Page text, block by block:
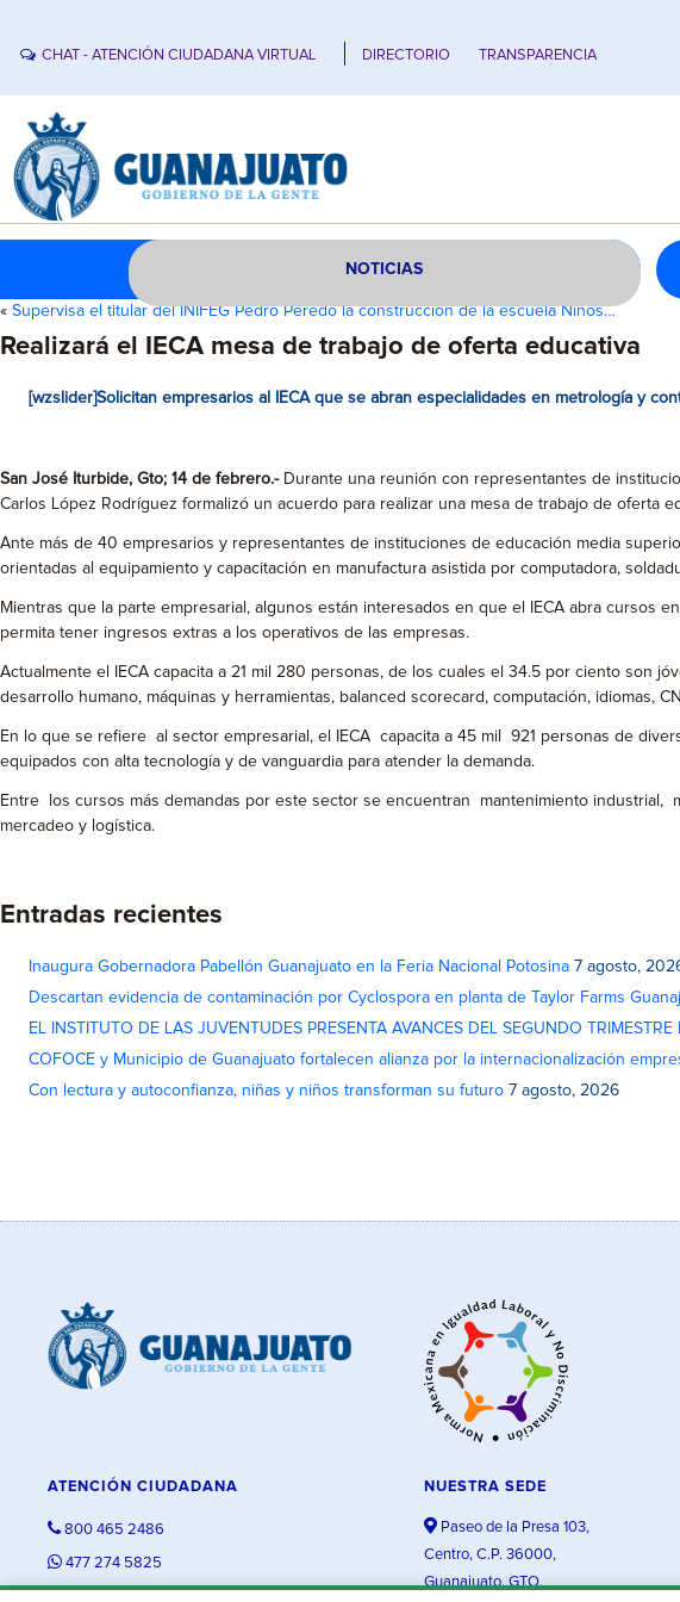
CHAT - ATENCIÓN CIUDADANA VIRTUAL DIRECTORIO TRANSPARENCIA
NOTICIAS
« Supervisa el titular del INIFEG Pedro Peredo la construcción de la escuela Niños…
Realizará el IECA mesa de trabajo de oferta educativa
[wzslider]Solicitan empresarios al IECA que se abran especialidades en metrología y
San José Iturbide, Gto; 14 de febrero.- Durante una reunión con representantes de
Carlos López Rodríguez formalizó un acuerdo para realizar una mesa de trabajo de
Ante más de 40 empresarios y representantes de instituciones de educación media
orientadas al equipamiento y capacitación en manufactura asistida por computadora,
Mientras que la parte empresarial, algunos están interesados en que el IECA abra cursos
permita tener ingresos extras a los operativos de las empresas.
Actualmente el IECA capacita a 21 mil 280 personas, de los cuales el 34.5 por ciento son
desarrollo humano, máquinas y herramientas, balanced scorecard, computación, idiomas,
En lo que se refiere al sector empresarial, el IECA capacita a 45 mil 921 personas de
equipados con alta tecnología y de vanguardia para atender la demanda.
Entre los cursos más demandas por este sector se encuentran mantenimiento industrial,
mercadeo y logística.
Entradas recientes
Inaugura Gobernadora Pabellón Guanajuato en la Feria Nacional Potosina 7 agosto,
Descartan evidencia de contaminación por Cyclospora en planta de Taylor Farms
EL INSTITUTO DE LAS JUVENTUDES PRESENTA AVANCES DEL SEGUNDO
COFOCE y Municipio de Guanajuato fortalecen alianza por la internacionalización
Con lectura y autoconfianza, niñas y niños transforman su futuro 7 agosto, 2026
ATENCIÓN CIUDADANA
800 465 2486
477 274 5825
NUESTRA SEDE
Paseo de la Presa 103,
Centro, C.P. 36000,
Guanajuato, GTO.